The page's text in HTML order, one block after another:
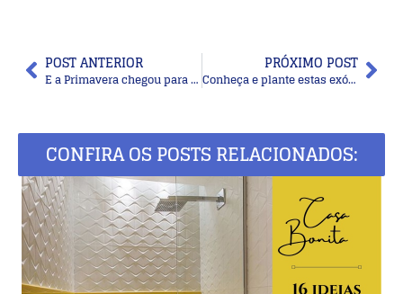
POST ANTERIOR
E a Primavera chegou para florescer!
PRÓXIMO POST
Conheça e plante estas exóticas plantas carnívoras
CONFIRA OS POSTS RELACIONADOS: